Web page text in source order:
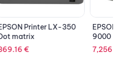
Printer LX-350
matrix
€
9000